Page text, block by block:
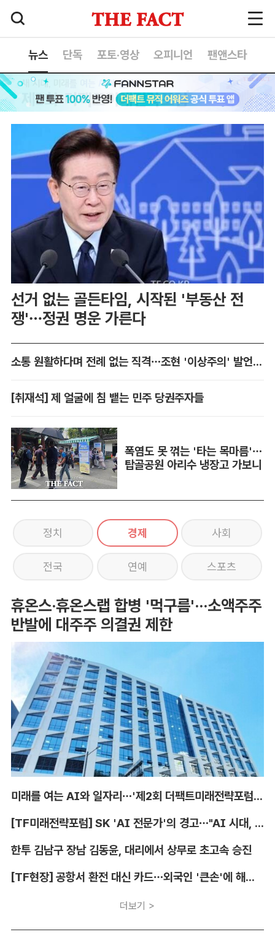
뉴스 단독 포토·영상 오피니언 팬앤스타
선거 없는 골든타임, 시작된 '부동산 전
쟁'…정권 명운 가른다
소통 원활하다며 전례 없는 직격…조현 '이상주의' 발언 논란
[취재석] 제 얼굴에 침 뱉는 민주 당권주자들
폭염도 못 꺾는 '타는 목마름'…
탑골공원 아리수 냉장고 가보니
정치 경제 사회
전국 연예 스포츠
휴온스·휴온스랩 합병 '먹구름'···소액주주
반발에 대주주 의결권 제한
미래를 여는 AI와 일자리…'제2회 더팩트미래전략포럼' 참가 신청
[TF미래전략포럼] SK 'AI 전문가'의 경고…"AI 시대, 인재 격차 더 커진다"
한투 김남구 장남 김동윤, 대리에서 상무로 초고속 승진
[TF현장] 공항서 환전 대신 카드…외국인 '큰손'에 해외카드 매입 시장 쑥
더보기 >